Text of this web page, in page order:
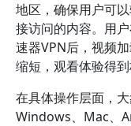
地区，确保用户可
接访问的内容。用
速器VPN后，视频
缩短，观看体验得到
在具体操作层面，
Windows、Mac、